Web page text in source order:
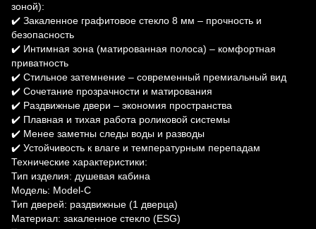
зоной):
✔️ Закаленное графитовое стекло 8 мм – прочность и
безопасность
✔️ Интимная зона (матированная полоса) – комфортная
приватность
✔️ Стильное затемнение – современный премиальный вид
✔️ Сочетание прозрачности и матирования
✔️ Раздвижные двери – экономия пространства
✔️ Плавная и тихая работа роликовой системы
✔️ Менее заметны следы воды и разводы
✔️ Устойчивость к влаге и температурным перепадам
Технические характеристики:
Тип изделия: душевая кабина
Модель: Model-C
Тип дверей: раздвижные (1 дверца)
Материал: закаленное стекло (ESG)